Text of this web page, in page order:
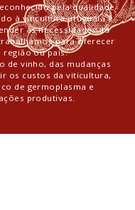
pela qualidade
à viticultura uruguaia e
às necessidades de
para oferecer
região ou país.
de vinho, das mudanças
os custos da viticultura,
de germoplasma e
produtivas.